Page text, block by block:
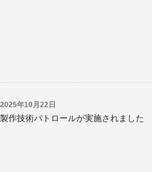
2025年10月22日
製作技術パトロールが実施されました